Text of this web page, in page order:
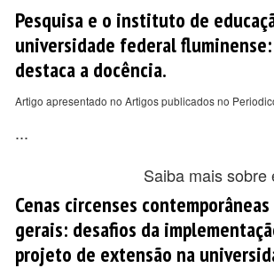
Pesquisa e o instituto de
universidade federal
destaca a docência.
Artigo apresentado no Artigos publicados no
...
Saiba mais sobre
Cenas circenses
gerais: desafios da
projeto de extensão na